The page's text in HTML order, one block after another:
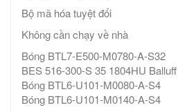
Bộ mã hóa tuyệt đối
Không cần chạy về nhà
Bóng BTL7-E500-M0780-A-S32
BES 516-300-S 35 1804HU Balluff
Bóng BTL6-U101-M0080-A-S4
Bóng BTL6-U101-M0140-A-S4